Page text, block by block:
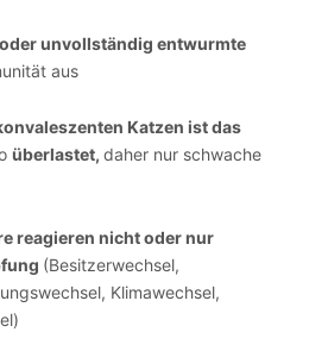
unvollständig entwurmte
aus
Katzen ist das
überlastet, daher nur schwache
reagieren nicht oder nur
(Besitzerwechsel,
Klimawechsel,